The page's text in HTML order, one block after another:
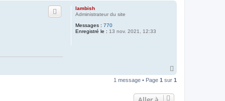
lambish
Administrateur du site
Messages : 770
Enregistré le : 13 nov. 2021, 12:33
u
1 message • Page 1 sur 1